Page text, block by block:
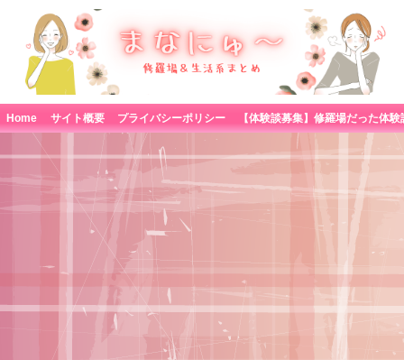
Home サイト概要 プライバシーポリシー